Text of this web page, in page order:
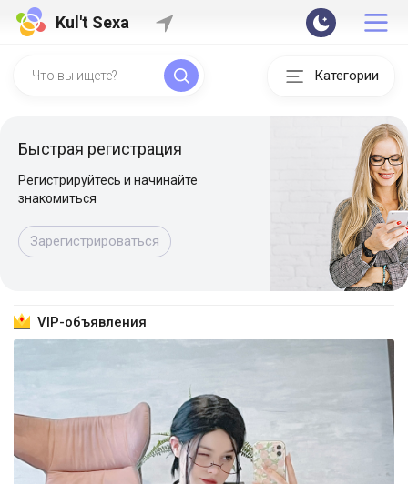
Kul't Sexa
Категории
Быстрая регистрация
Регистрируйтесь и начинайте
знакомиться
Зарегистрироваться
VIP-объявления